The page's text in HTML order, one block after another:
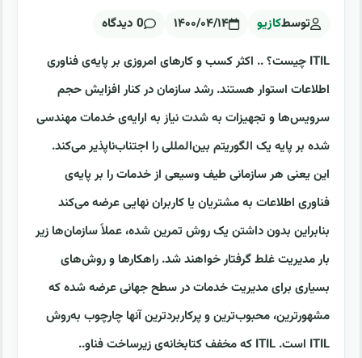
توسطکازیو ۱۴۰۰/۰۴/۱۴ 0 دیدگاه
ITIL چیست؟ .. اکثر کسب و کارهای امروزی بر پایه‌ی فناوری
اطلاعات استوار هستند. رشد سازمان در کنار افزایش حجم
سرویس‌ها و تجهیزات به شدت نیاز به ارایه‌ی خدمات مهندسی
شده بر پایه یک الگوریتم بین‌المللی را اجتناب‌ناپذیر می‌کند.
این یعنی هر سازمانی طیف وسیعی از خدمات را بر پایه‌ی
فناوری اطلاعات به مشتریان یا کاربران نهایی عرضه می‌کند
بنابراین بدون داشتن یک روش تمرین شده، عملاً سازمان‌ها زیر
بار مدیریت غلط گرفتار خواهند شد. راهکارها و روش‌های
بسیاری برای مدیریت خدمات در سطح جهانی عرضه شده که
مشهورترین، محبوب‌ترین و پرکاربردترین آنها چارچوب به‌روش
ITIL است. ITIL که مخفف کتابخانه‌ی زیرساخت فناو..